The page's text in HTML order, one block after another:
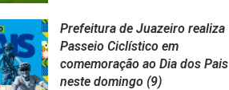
Prefeitura de Juazeiro realiza
Passeio Ciclístico em
comemoração ao Dia dos Pais
neste domingo (9)